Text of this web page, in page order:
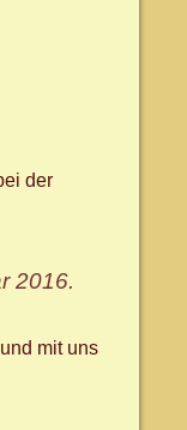
der
2016.
mit uns